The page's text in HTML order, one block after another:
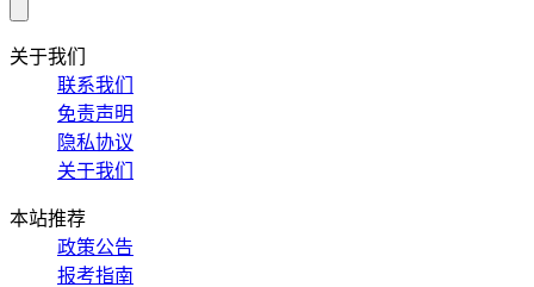
关于我们
联系我们
免责声明
隐私协议
关于我们
本站推荐
政策公告
报考指南